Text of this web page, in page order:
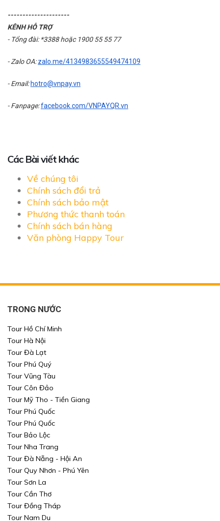
Chọn nơi đi
Chọn nơi đến
Chọn nơi đi
Chọn nơi đến
hoặc
Chọn loại
Khoảng giá
---------------------
KÊNH HỖ TRỢ
- Tổng đài: *3388 hoặc 1900 55 55 77
- Zalo OA:zalo.me/4134983655549474109
- Email: hotro@vnpay.vn
- Fanpage:facebook.com/VNPAYQR.vn
Các Bài viết khác
Về chúng tôi
Chính sách đổi trả
Chính sách bảo mật
Phương thức thanh toán
Chính sách bán hàng
Văn phòng Happy Tour
TRONG NƯỚC
Tour Hồ Chí Minh
Tour Hà Nội
Tour Đà Lạt
Tour Phú Quý
Tour Vũng Tàu
Tour Côn Đảo
Tour Mỹ Tho - Tiền Giang
Tour Phú Quốc
Tour Phú Quốc
Tour Bảo Lộc
Tour Nha Trang
Tour Đà Nẵng - Hội An
Tour Quy Nhơn - Phú Yên
Tour Sơn La
Tour Cần Thơ
Tour Đồng Tháp
Tour Nam Du